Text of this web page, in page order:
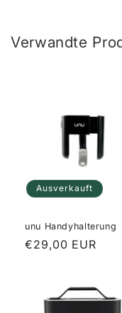
Verwandte
Ausverkauft
unu Handyhalterung
Normaler
€29,00 EUR